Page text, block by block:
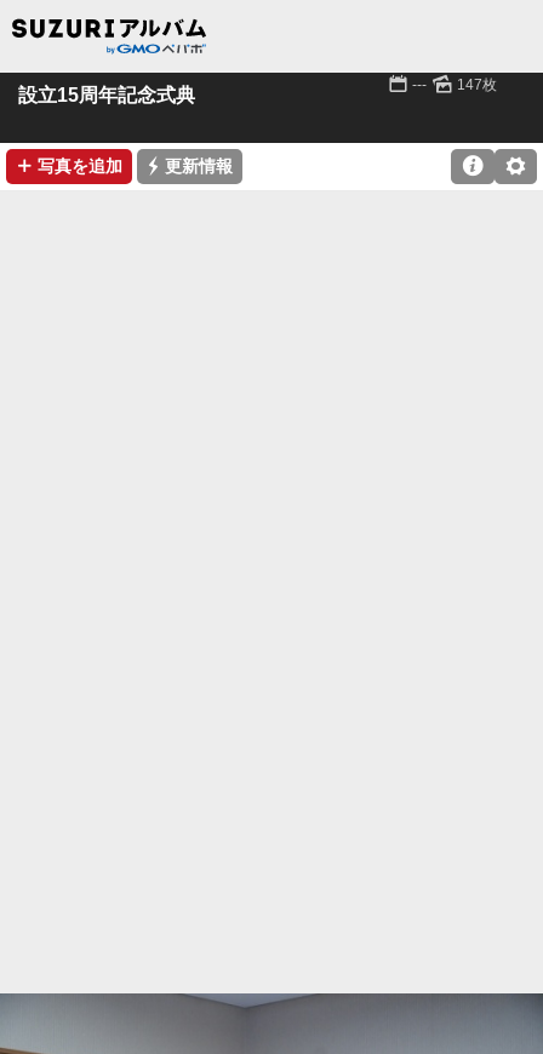
設立15周年記念式典 📅 --- 🌄 147枚
➕ 写真を追加 ⚡ 更新情報 ⚙
